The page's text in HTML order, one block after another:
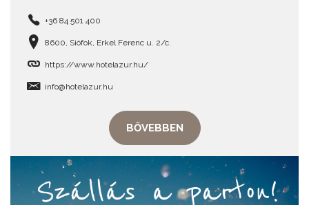
+36 84 501 400
8600, Siófok, Erkel Ferenc u. 2/c.
https://www.hotelazur.hu/
info@hotelazur.hu
BŐVEBBEN